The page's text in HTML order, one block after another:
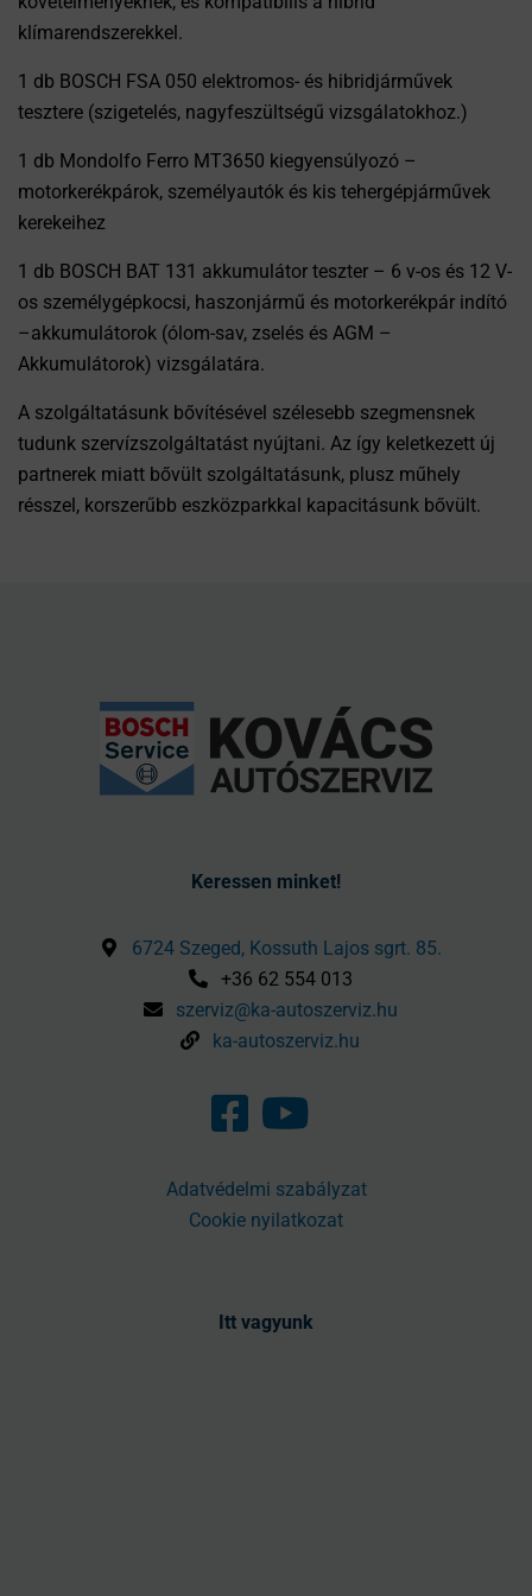
klímarendszerekkel.
1 db BOSCH FSA 050 elektromos- és hibridjárművek
tesztere (szigetelés, nagyfeszültségű vizsgálatokhoz.)
1 db Mondolfo Ferro MT3650 kiegyensúlyozó –
motorkerékpárok, személyautók és kis tehergépjárművek
kerekeihez
1 db BOSCH BAT 131 akkumulátor teszter – 6 v-os és 12 V-
os személygépkocsi, haszonjármű és motorkerékpár indító
–akkumulátorok (ólom-sav, zselés és AGM –
Akkumulátorok) vizsgálatára.
A szolgáltatásunk bővítésével szélesebb szegmensnek
tudunk szervízszolgáltatást nyújtani. Az így keletkezett új
partnerek miatt bővült szolgáltatásunk, plusz műhely
résszel, korszerűbb eszközparkkal kapacitásunk bővült.
Keressen minket!
6724 Szeged, Kossuth Lajos sgrt. 85.
+36 62 554 013
szerviz@ka-autoszerviz.hu
ka-autoszerviz.hu
Adatvédelmi szabályzat
Cookie nyilatkozat
Itt vagyunk